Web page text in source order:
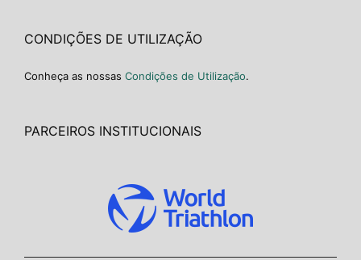
CONDIÇÕES DE UTILIZAÇÃO
Conheça as nossas Condições de Utilização.
PARCEIROS INSTITUCIONAIS